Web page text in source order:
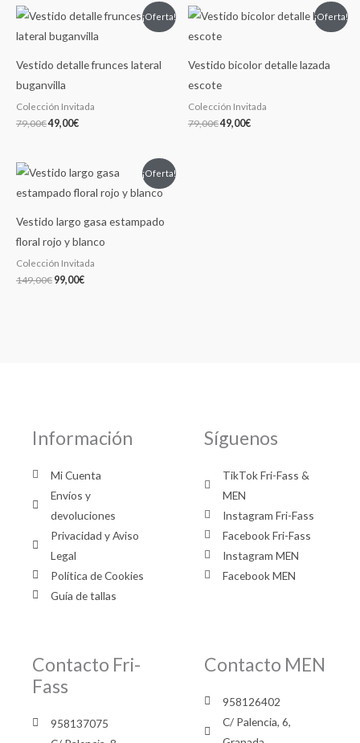
¡Oferta!
Vestido detalle frunces lateral
buganvilla
Colección Invitada
79,00€
El
precio
original
79,00€.
49,00€
El
precio
actual
49,00€.
¡Oferta!
Vestido bicolor detalle lazada
escote
Colección Invitada
79,00€
El
precio
original
79,00€.
49,00€
precio
49,00€.
¡Oferta!
Vestido largo gasa estampado
floral rojo y blanco
Colección Invitada
149,00€
El
precio
original
149,00€.
99,00€
precio
actual
99,00€.
Información
Mi Cuenta
Envíos y
devoluciones
Privacidad y Aviso
Legal
Política de Cookies
Guía de tallas
Síguenos
TikTok Fri-Fass &
MEN
Instagram Fri-Fass
Facebook Fri-Fass
Instagram MEN
Facebook MEN
Contacto Fri-
Fass
958137075
Contacto MEN
958126402
C/ Palencia, 6,